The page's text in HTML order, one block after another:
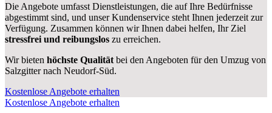
Die Angebote umfasst Dienstleistungen, die auf Ihre Bedürfnisse
abgestimmt sind, und unser Kundenservice steht Ihnen jederzeit zur
Verfügung. Zusammen können wir Ihnen dabei helfen, Ihr Ziel
stressfrei und reibungslos zu erreichen.
Wir bieten höchste Qualität bei den Angeboten für den Umzug von
Salzgitter nach Neudorf-Süd.
Kostenlose Angebote erhalten
Kostenlose Angebote erhalten